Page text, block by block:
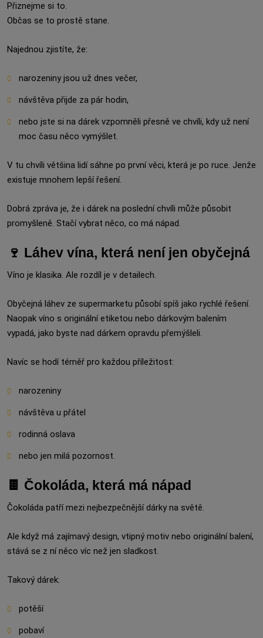
Přiznejme si to.
Občas se to prostě stane.
Najednou zjistíte, že:
narozeniny jsou už dnes večer,
návštěva přijde za pár hodin,
nebo jste si na dárek vzpomněli přesně ve chvíli, kdy už není
moc času něco vymýšlet.
V tu chvíli většina lidí sáhne po první věci, která je po ruce. Jenže
existuje mnohem lepší řešení.
Dobrá zpráva je, že i dárek na poslední chvíli může působit
promyšleně. Stačí vybrat něco, co má nápad.
🍷 Láhev vína, která není jen obyčejná
Víno je klasika. Ale rozdíl je v detailech.
Obyčejná láhev ze supermarketu působí spíš jako rychlé řešení.
Naopak víno s originální etiketou nebo dárkovým balením
vypadá, jako byste nad dárkem opravdu přemýšleli.
Navíc se hodí téměř pro každou příležitost:
narozeniny
návštěva u přátel
rodinná oslava
nebo jen milá pozornost.
🍫 Čokoláda, která má nápad
Čokoláda patří mezi nejbezpečnější dárky na světě.
Ale když má zajímavý design, vtipný motiv nebo originální balení,
stává se z ní něco víc než jen sladkost.
Takový dárek:
potěší
pobaví